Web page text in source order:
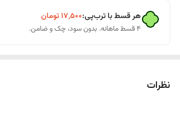
هر قسط با ترب‌پی:۱۷٬۵۰۰تومان
۴ قسط ماهانه. بدون سود، چک و ضامن.
نظرات